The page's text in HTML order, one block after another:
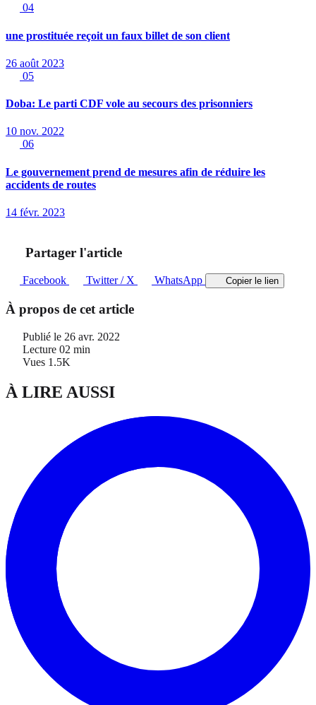
04
une prostituée reçoit un faux billet de son client
26 août 2023
05
Doba: Le parti CDF vole au secours des prisonniers
10 nov. 2022
06
Le gouvernement prend de mesures afin de réduire les
accidents de routes
14 févr. 2023
Partager l'article
Facebook Twitter / X WhatsApp Copier le lien
À propos de cet article
Publié le 26 avr. 2022
Lecture 02 min
Vues 1.5K
À LIRE AUSSI